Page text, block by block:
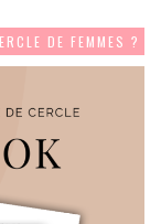
DE FEMMES ?